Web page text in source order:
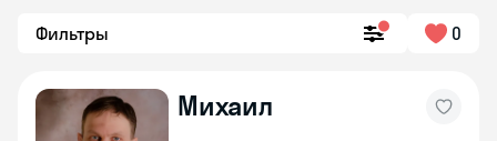
Фильтры 0
Михаил
Skyeng Chat